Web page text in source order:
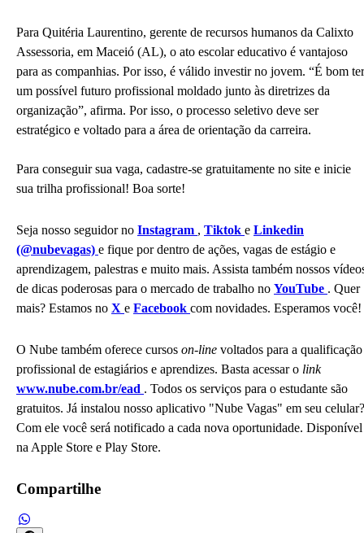
Para Quitéria Laurentino, gerente de recursos humanos da Calixto
Assessoria, em Maceió (AL), o ato escolar educativo é vantajoso
para as companhias. Por isso, é válido investir no jovem. “É bom ter
um possível futuro profissional moldado junto às diretrizes da
organização”, afirma. Por isso, o processo seletivo deve ser
estratégico e voltado para a área de orientação da carreira.
Para conseguir sua vaga, cadastre-se gratuitamente no site e inicie
sua trilha profissional! Boa sorte!
Seja nosso seguidor no Instagram , Tiktok e Linkedin
(@nubevagas) e fique por dentro de ações, vagas de estágio e
aprendizagem, palestras e muito mais. Assista também nossos
de dicas poderosas para o mercado de trabalho no YouTube . Quer
mais? Estamos no X e Facebook com novidades. Esperamos você!
O Nube também oferece cursos on-line voltados para a qualificação
profissional de estagiários e aprendizes. Basta acessar o link
www.nube.com.br/ead . Todos os serviços para o estudante são
gratuitos. Já instalou nosso aplicativo "Nube Vagas" em seu celular?
Com ele você será notificado a cada nova oportunidade. Disponível
na Apple Store e Play Store.
Compartilhe